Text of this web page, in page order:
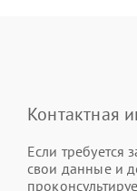
Контактная
Если требуется
свои данные и